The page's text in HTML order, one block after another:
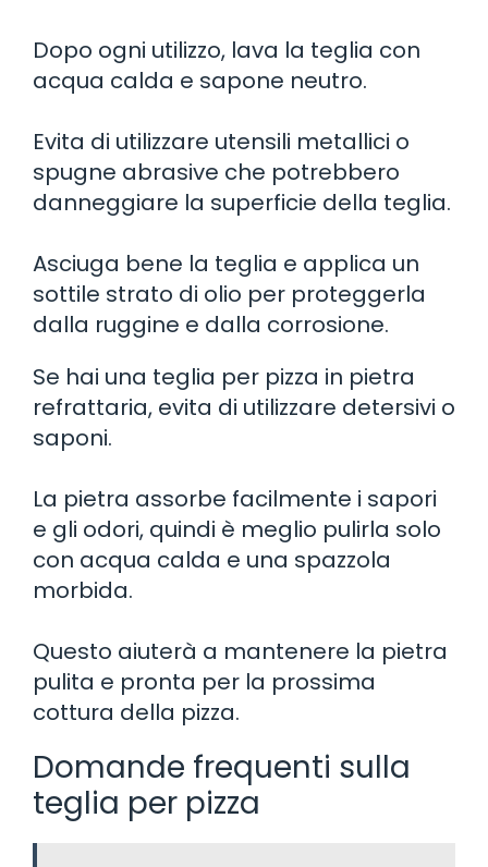
Dopo ogni utilizzo, lava la teglia con
acqua calda e sapone neutro.
Evita di utilizzare utensili metallici o
spugne abrasive che potrebbero
danneggiare la superficie della teglia.
Asciuga bene la teglia e applica un
sottile strato di olio per proteggerla
dalla ruggine e dalla corrosione.
Se hai una teglia per pizza in pietra
refrattaria, evita di utilizzare detersivi o
saponi.
La pietra assorbe facilmente i sapori
e gli odori, quindi è meglio pulirla solo
con acqua calda e una spazzola
morbida.
Questo aiuterà a mantenere la pietra
pulita e pronta per la prossima
cottura della pizza.
Domande frequenti sulla
teglia per pizza